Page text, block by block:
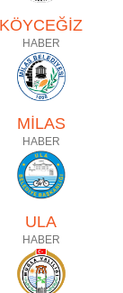
KÖYCEĞİZ
HABER
MİLAS
HABER
ULA
HABER